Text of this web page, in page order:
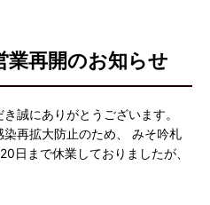
業再開のお知らせ
誠にありがとうございます。
再拡大防止のため、 みそ吟札
日まで休業しておりましたが、